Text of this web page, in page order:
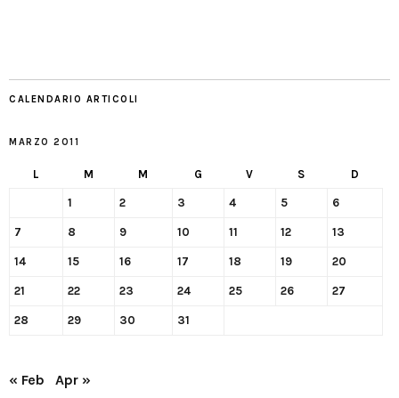
CALENDARIO ARTICOLI
MARZO 2011
L M M G V S D
1 2 3 4 5 6
7 8 9 10 11 12 13
14 15 16 17 18 19 20
21 22 23 24 25 26 27
28 29 30 31
« Feb Apr »